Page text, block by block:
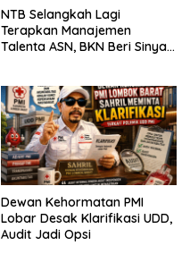
NTB Selangkah Lagi
Terapkan Manajemen
Talenta ASN, BKN Beri Sinyal
Dewan Kehormatan PMI
Lobar Desak Klarifikasi UDD,
Audit Jadi Opsi